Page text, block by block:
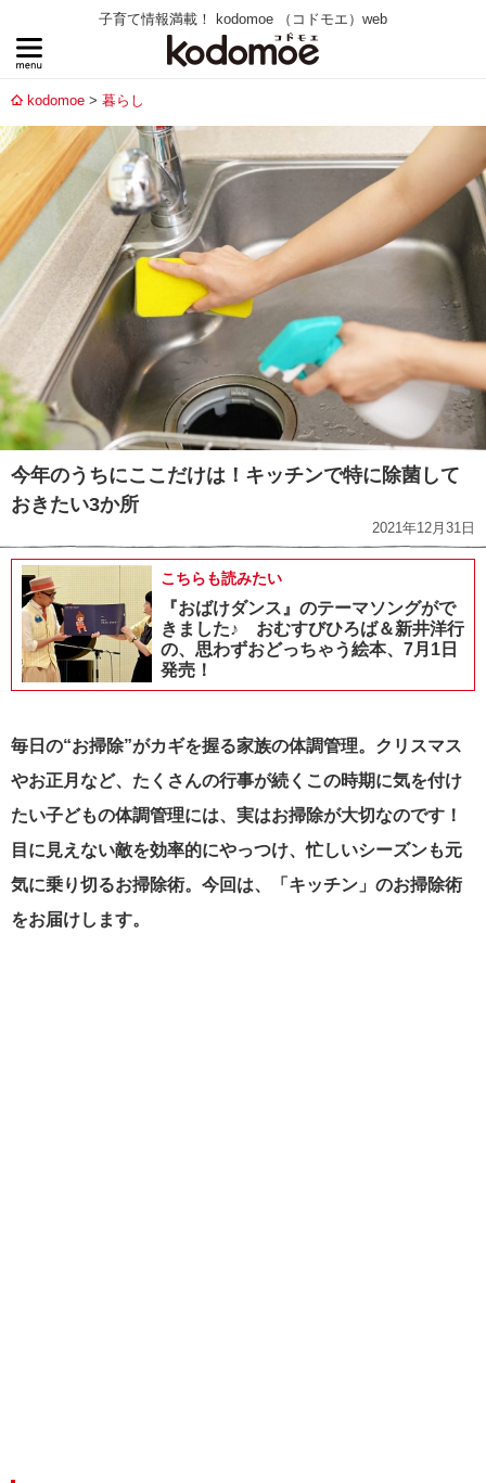
子育て情報満載！ kodomoe （コドモエ）web
kodomoe 暮らし
今年のうちにここだけは！キッチンで特に除菌して
おきたい3か所
2021年12月31日
こちらも読みたい
『おばけダンス』のテーマソングがで
きました♪ おむすびひろば＆新井洋行
の、思わずおどっちゃう絵本、7月1日
発売！
毎日の“お掃除”がカギを握る家族の体調管理。クリスマス
やお正月など、たくさんの行事が続くこの時期に気を付け
たい子どもの体調管理には、実はお掃除が大切なのです！
目に見えない敵を効率的にやっつけ、忙しいシーズンも元
気に乗り切るお掃除術。今回は、「キッチン」のお掃除術
をお届けします。